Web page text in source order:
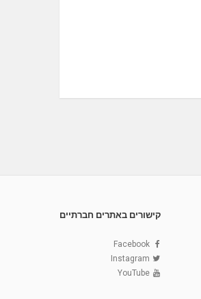
קישורים באתרים חברתיים
Facebook
Instagram
YouTube